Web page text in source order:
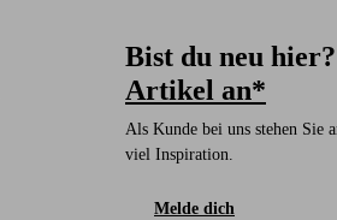
Bist du neu
Artikel an*
Als Kunde bei uns stehen Sie
viel Inspiration.
Melde dich